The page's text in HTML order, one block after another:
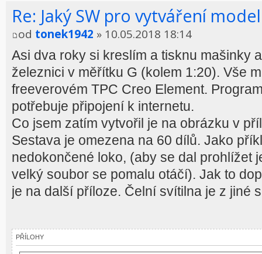
Re: Jaký SW pro vytváření
od tonek1942 » 10.05.2018 18:14
Asi dva roky si kreslím a tisknu mašinky
železnici v měřítku G (kolem 1:20). Vše
freeverovém TPC Creo Element.
potřebuje připojení k internetu.
Co jsem zatím vytvořil je na obrázku v
Sestava je omezena na 60 dílů. Jako
nedokončené loko, (aby se dal prohlížet
velký soubor se pomalu otáčí). Jak to
je na další příloze. Čelní svítilna je z jiné
PŘÍLOHY